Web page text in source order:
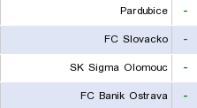
-
Pardubice
-
FC Slovacko
-
SK Sigma Olomouc
-
FC Banik Ostrava